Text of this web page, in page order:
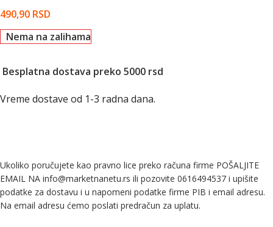
490,90 RSD
Nema na zalihama
Besplatna dostava preko 5000 rsd
Vreme dostave od 1-3 radna dana.
Ukoliko poručujete kao pravno lice preko računa firme POŠALJITE
EMAIL NA info@marketnanetu.rs ili pozovite 0616494537 i upišite
podatke za dostavu i u napomeni podatke firme PIB i email adresu.
Na email adresu ćemo poslati predračun za uplatu.